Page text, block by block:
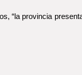
“la provincia